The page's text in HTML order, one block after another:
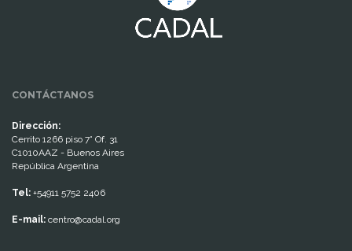
CONTÁCTANOS
Dirección:
Cerrito 1266 piso 7° Of. 31
C1010AAZ - Buenos Aires
República Argentina
Tel: +54911 5752 2406
E-mail: centro@cadal.org